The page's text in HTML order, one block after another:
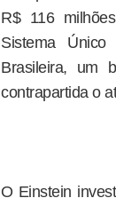
R$ 116
Sistema
Brasileira, um
contrapartida o
O Einstein